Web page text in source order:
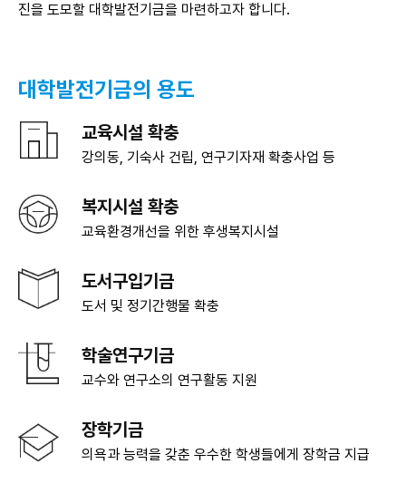
진을 도모할 대학발전기금을 마련하고자 합니다.
대학발전기금의 용도
교육시설 확충
강의동, 기숙사 건립, 연구기자재 확충사업 등
복지시설 확충
교육환경개선을 위한 후생복지시설
도서구입기금
도서 및 정기간행물 확충
학술연구기금
교수와 연구소의 연구활동 지원
장학기금
의욕과 능력을 갖춘 우수한 학생들에게 장학금 지급